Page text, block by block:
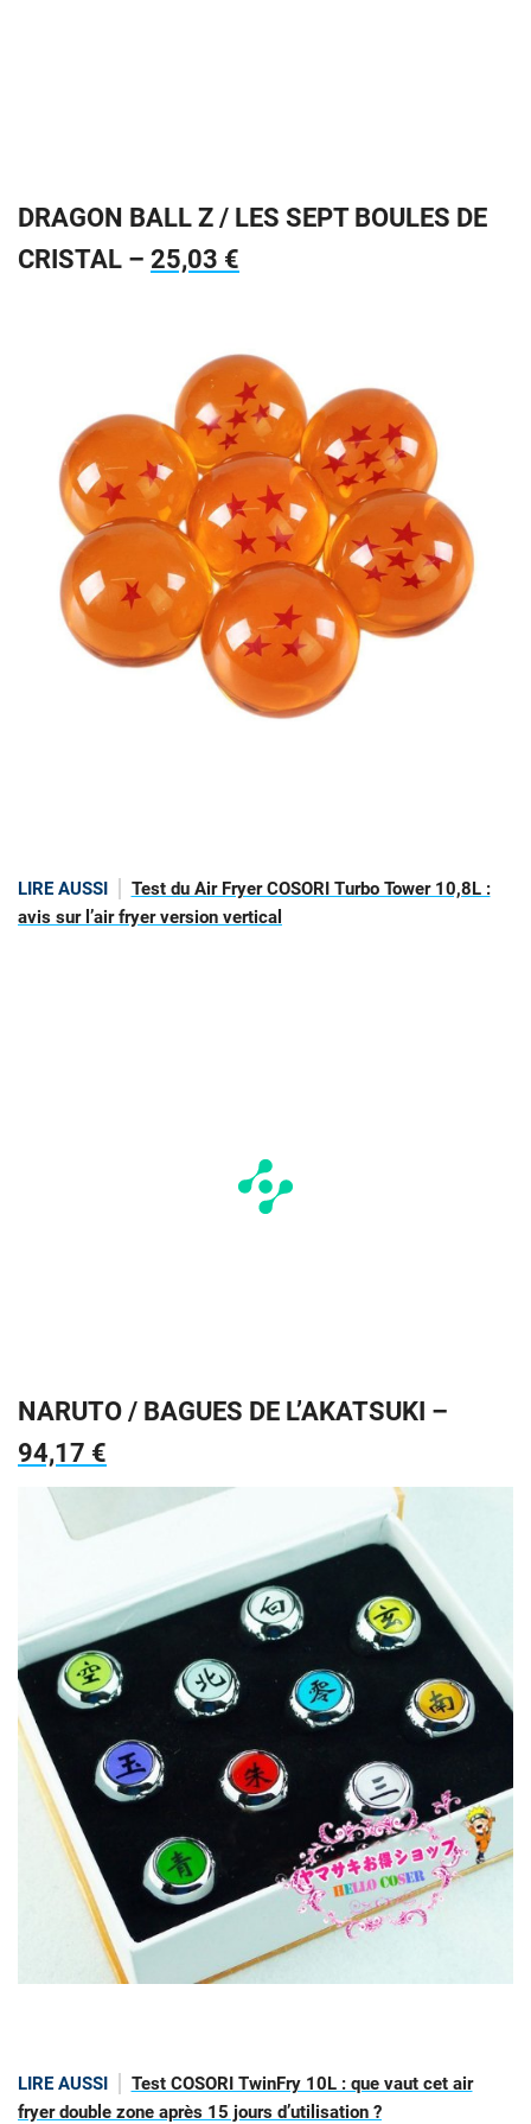
DRAGON BALL Z / LES SEPT BOULES DE
CRISTAL – 25,03 €
LIRE AUSSI
Test du Air Fryer COSORI Turbo Tower 10,8L :
avis sur l’air fryer version vertical
NARUTO / BAGUES DE L’AKATSUKI –
94,17 €
LIRE AUSSI
Test COSORI TwinFry 10L : que vaut cet air
fryer double zone après 15 jours d’utilisation ?